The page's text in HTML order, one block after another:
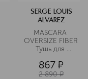
SERGE LOUIS
ALVAREZ
MASCARA
OVERSIZE FIBER
Тушь для
867 ¤
2 890 ¤